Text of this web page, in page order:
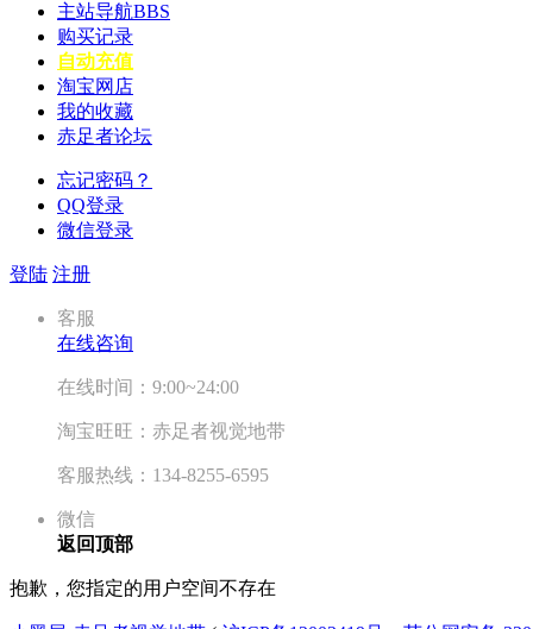
主站导航BBS
购买记录
自动充值
淘宝网店
我的收藏
赤足者论坛
忘记密码？
QQ登录
微信登录
登陆 注册
客服
在线咨询
在线时间：9:00~24:00
淘宝旺旺：赤足者视觉地带
客服热线：134-8255-6595
微信
返回顶部
抱歉，您指定的用户空间不存在